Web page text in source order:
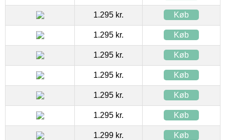
1.295 kr. Køb
1.295 kr. Køb
1.295 kr. Køb
1.295 kr. Køb
1.295 kr. Køb
1.295 kr. Køb
1.299 kr. Køb